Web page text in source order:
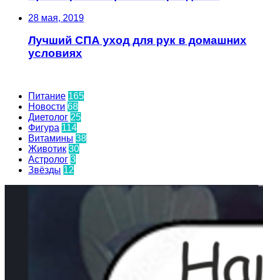
28 мая, 2019
Лучший СПА уход для рук в домашних
условиях
Питание 165
Новости 68
Диетолог 25
Фигура 114
Витамины 38
Животик 30
Астролог 3
Звёзды 12